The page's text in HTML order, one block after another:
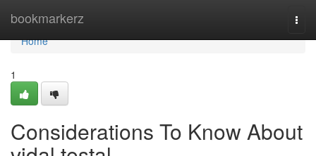
bookmarkerz
Home
Home
1
Considerations To Know About